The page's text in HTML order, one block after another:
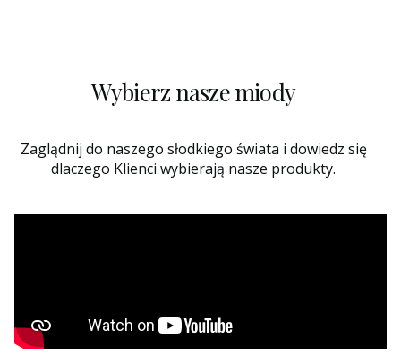
Wybierz nasze miody
Zaglądnij do naszego słodkiego świata i dowiedz się
dlaczego Klienci wybierają nasze produkty.